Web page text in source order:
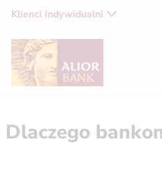
Klienci indywidualni
Dlaczego